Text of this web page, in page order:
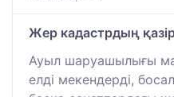
Жер кадастрдың
Ауыл шаруашылығы
елді мекендерді,